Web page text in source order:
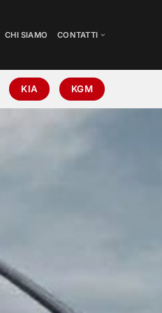
CHI SIAMO CONTATTI
KIA KGM